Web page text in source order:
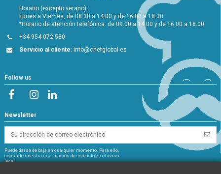
Horario (excepto verano):
Lunes a Viernes, de 08.30 a 14.00 y de 16.00 a 18.30
*Horario de atención telefónica: de 09.00 a 14.00 y de 16.00 a 18.00
+34 954 072 580
Servicio al cliente:info@chefglobal.es
Follow us
Newsletter
Puede darse de baja en cualquier momento. Para ello,
consulte nuestra información de contacto en el aviso
legal.